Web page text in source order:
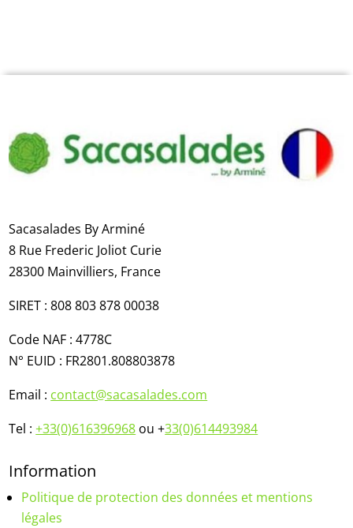
Sacasalades By Arminé
8 Rue Frederic Joliot Curie​
28300 Mainvilliers​, France
SIRET : 808 803 878 00038
Code NAF : 4778C
N° EUID : FR2801.808803878
Email : contact@sacasalades.com
Tel :+33(0)616396968 ou +33(0)614493984
Information
Politique de protection des données et mentions
légales